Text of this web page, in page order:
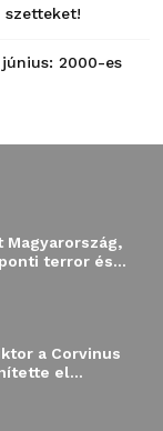
2000-es
Magyarország,
terror és...
a Corvinus
el...